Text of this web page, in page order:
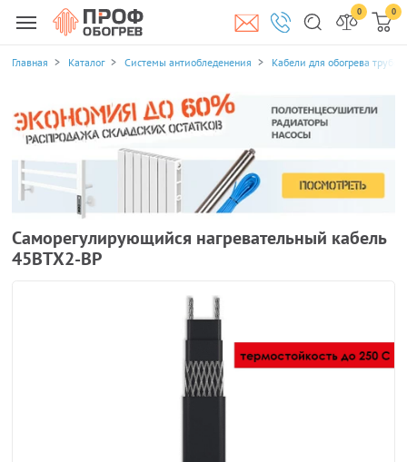
0 0
Главная Каталог Системы антиобледенения Кабели для обогрева
Саморегулирующийся нагревательный кабель
45ВТХ2-ВР